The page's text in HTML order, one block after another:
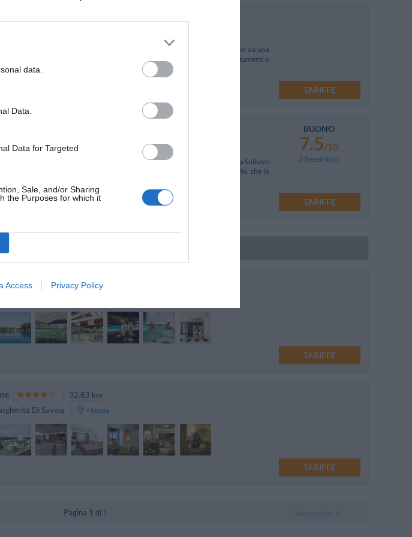
data.
Data.
Data for Targeted
Sale, and/or Sharing
the Purposes for which it
Access Privacy Policy
situate in posizione tranquilla, nella piana di Mattinata, prendono il nome da una
le piante di olivo da cui si estrae il gustoso olio verde locale. Tutti gli appartamenti o
TARIFFE
San Giovanni Rotondo
Giovanni Rotondo, a meno di 100 mt dal Santuario e a pochi passi dalla Casa Sollievo
chiesa di Santa Maria delle Grazie. La struttura deve il suo nome a Padre Pio che lo
BUONO
7.5/10
3 Recensioni
TARIFFE
34.36 km
TARIFFE
32.83 km
Di Savoia Mappa
TARIFFE
Pagina 1 di 1